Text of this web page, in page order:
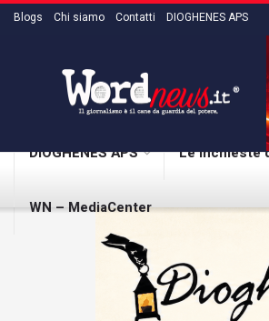
Blogs Chi siamo Contatti DIOGHENES APS
DIOGHENES APS Le inchieste
WN – MediaCenter